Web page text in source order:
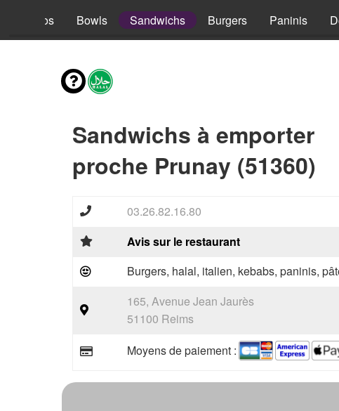
Tacos Bowls Sandwichs Burgers Paninis
Sandwichs à emporter
proche Prunay (51360)
03.26.82.16.80
Avis sur le restaurant
Burgers, halal, italien, kebabs, paninis,
165, Avenue Jean Jaurès
51100 Reims
Moyens de paiement :